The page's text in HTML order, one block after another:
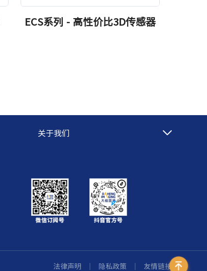
ECS系列 - 高性价比3D传感器
关于我们
法律声明 ｜ 隐私政策 ｜ 友情链接